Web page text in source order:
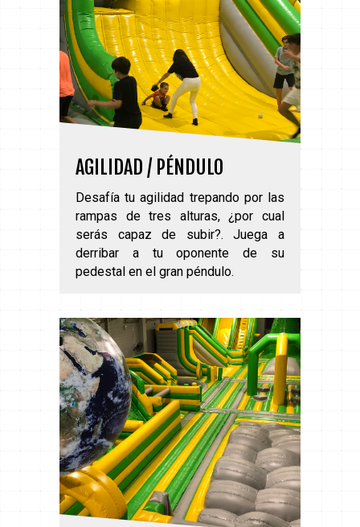
AGILIDAD / PÉNDULO
Desafía tu agilidad trepando por las
rampas de tres alturas, ¿por cual
serás capaz de subir?. Juega a
derribar a tu oponente de su
pedestal en el gran péndulo.